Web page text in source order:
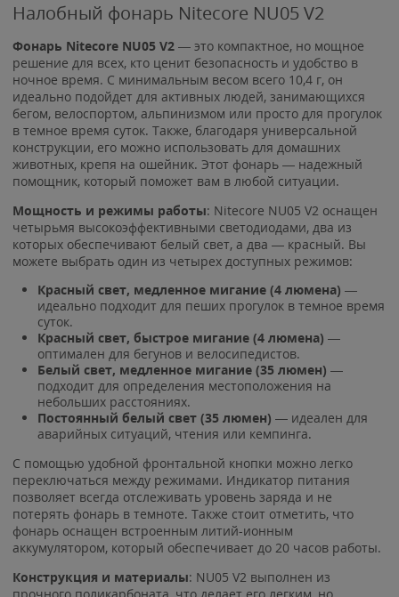
Налобный фонарь Nitecore NU05 V2
Фонарь Nitecore NU05 V2 — это компактное, но мощное
решение для всех, кто ценит безопасность и удобство в
ночное время. С минимальным весом всего 10,4 г, он
идеально подойдет для активных людей, занимающихся
бегом, велоспортом, альпинизмом или просто для прогулок
в темное время суток. Также, благодаря универсальной
конструкции, его можно использовать для домашних
животных, крепя на ошейник. Этот фонарь — надежный
помощник, который поможет вам в любой ситуации.
Мощность и режимы работы: Nitecore NU05 V2 оснащен
четырьмя высокоэффективными светодиодами, два из
которых обеспечивают белый свет, а два — красный. Вы
можете выбрать один из четырех доступных режимов:
Красный свет, медленное мигание (4 люмена) —
идеально подходит для пеших прогулок в темное время
суток.
Красный свет, быстрое мигание (4 люмена) —
оптимален для бегунов и велосипедистов.
Белый свет, медленное мигание (35 люмен) —
подходит для определения местоположения на
небольших расстояниях.
Постоянный белый свет (35 люмен) — идеален для
аварийных ситуаций, чтения или кемпинга.
С помощью удобной фронтальной кнопки можно легко
переключаться между режимами. Индикатор питания
позволяет всегда отслеживать уровень заряда и не
потерять фонарь в темноте. Также стоит отметить, что
фонарь оснащен встроенным литий-ионным
аккумулятором, который обеспечивает до 20 часов работы.
Конструкция и материалы: NU05 V2 выполнен из